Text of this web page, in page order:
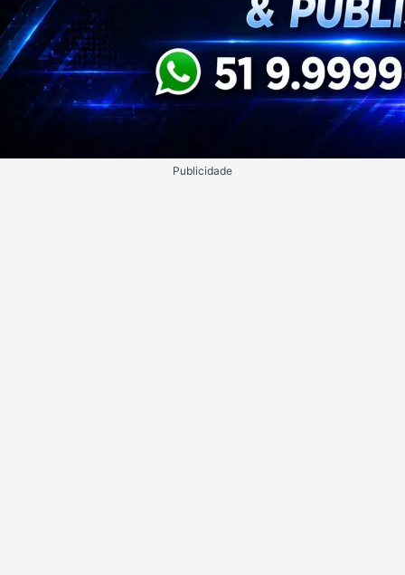
Publicidade